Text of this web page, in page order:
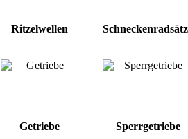
Ritzelwellen
Getriebe
Sperrgetriebe